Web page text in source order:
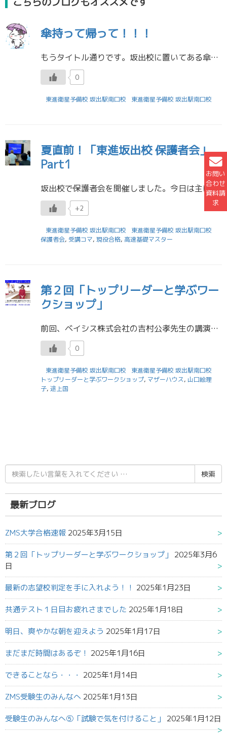
お問い
合わせ
資料請
求
傘持って帰って！！！
もうタイトル通りです。坂出校に置いてある傘を持って帰ってください。 明日から2月に入ります。特に高3生の方は自由登校になるので、校舎に来ない生徒も出てくるでしょう。だからこそ、このメッセージに反応してください。 今週土曜 […]
0
東進衛星予備校 坂出駅南口校 東進衛星予備校 坂出駅南口校
夏直前！「東進坂出校 保護者会」
Part1
坂出校で保護者会を開催しました。今日は主に受験生の保護者の方々をお呼びしました。これまで生徒たちにHRで伝えた内容を、保護者とも共有することを目的にしています。 テーマはずばり！ 「本気で現役合格するための保護者会」 で […]
+2
東進衛星予備校 坂出駅南口校
東進衛星予備校 坂出駅南口校
保護者会, 受講コマ, 現役合格, 高速基礎マスター
第２回「トップリーダーと学ぶワー
クショップ」
前回、ベイシス株式会社の吉村公孝先生の講演を聞き、ワークショップを実施しました。講演を見たり、感想を残したりすることは今までも経験がありますが、友だちを意見交換をしたり、みんなの前で発表したり、という経験は初めての方も多 […]
0
東進衛星予備校 坂出駅南口校
東進衛星予備校 坂出駅南口校
トップリーダーと学ぶワークショップ, マザーハウス, 山口絵理
子, 途上国
検
索
結
果:
最新ブログ
ZMS大学合格速報 2025年3月15日
第２回「トップリーダーと学ぶワークショップ」
2025年3月6
日
最新の志望校判定を手に入れよう！！ 2025年1月23日
共通テスト１日目お疲れさまでした 2025年1月18日
明日、爽やかな朝を迎えよう 2025年1月17日
まだまだ時間はあるぞ！ 2025年1月16日
できることなら・・・ 2025年1月14日
ZMS受験生のみんなへ 2025年1月13日
受験生のみんなへ⑤「試験で気を付けること」 2025年1月12日